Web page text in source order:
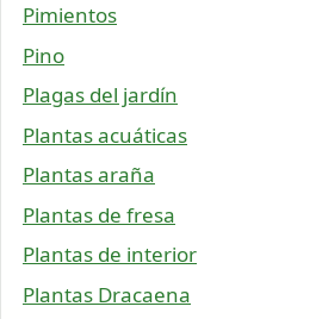
Pimientos
Pino
Plagas del jardín
Plantas acuáticas
Plantas araña
Plantas de fresa
Plantas de interior
Plantas Dracaena